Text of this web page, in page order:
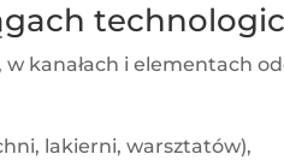
w kanałach i elementach
lakierni, warsztatów),